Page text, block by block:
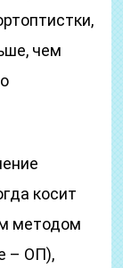
чем
косит
методом
– ОП),